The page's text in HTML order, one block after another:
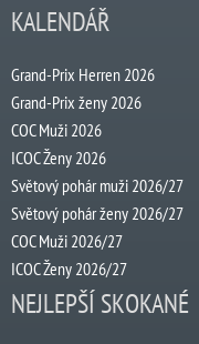
KALENDÁŘ
Grand-Prix Herren 2026
Grand-Prix ženy 2026
COC Muži 2026
ICOC Ženy 2026
Světový pohár muži 2026/27
Světový pohár ženy 2026/27
COC Muži 2026/27
ICOC Ženy 2026/27
NEJLEPŠÍ SKOKANÉ